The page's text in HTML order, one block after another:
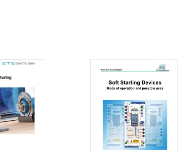
Rapida Visualizzazione Rapida